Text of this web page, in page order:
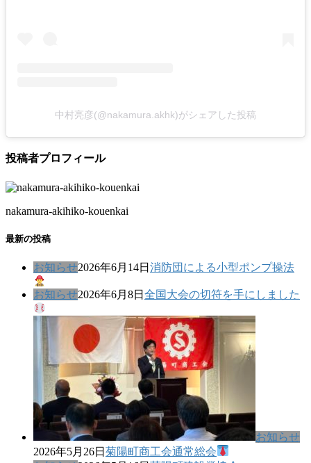
中村亮彦(@nakamura.akhk)がシェアした投稿
投稿者プロフィール
nakamura-akihiko-kouenkai
最新の投稿
お知らせ2026年6月14日 消防団による小型ポンプ操法
お知らせ2026年6月8日 全国大会の切符を手にしました
お知らせ
2026年5月26日 菊陽町商工会通常総会